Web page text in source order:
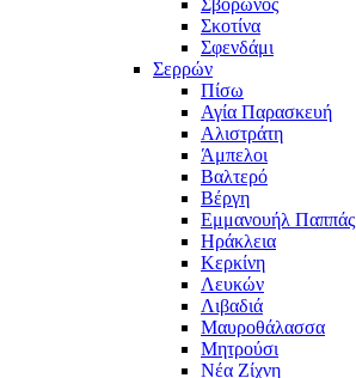
Σκοτίνα
Σφενδάμι
Σερρών
Πίσω
Αγία Παρασκευή
Αλιστράτη
Άμπελοι
Βαλτερό
Βέργη
Εμμανουήλ Παππάς
Ηράκλεια
Κερκίνη
Λευκών
Λιβαδιά
Μαυροθάλασσα
Μητρούσι
Νέα Ζίχνη